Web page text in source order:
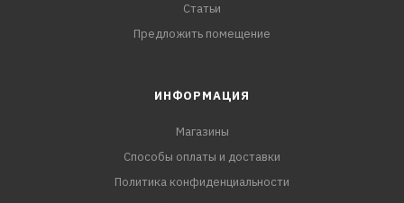
Статьи
Предложить помещение
ИНФОРМАЦИЯ
Магазины
Способы оплаты и доставки
Политика конфиденциальности